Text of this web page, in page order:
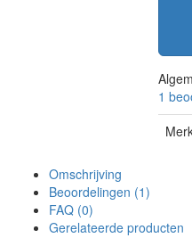
1
Omschrijving
Beoordelingen (1)
FAQ (0)
Gerelateerde producten